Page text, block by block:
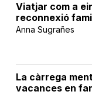
Viatjar com a
reconnexió
Anna Sugrañes
La càrrega
vacances en